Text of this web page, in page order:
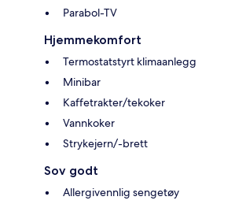
Parabol-TV
Hjemmekomfort
Termostatstyrt klimaanlegg
Minibar
Kaffetrakter/tekoker
Vannkoker
Strykejern/-brett
Sov godt
Allergivennlig sengetøy